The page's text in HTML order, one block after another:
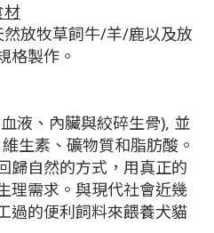
材
放牧草飼牛/羊/鹿以及放
格製作。
液、內臟與絞碎生骨), 並
生素、礦物質和脂肪酸。
歸自然的方式，用真正的
理需求。與現代社會近幾
過的便利飼料來餵養犬貓